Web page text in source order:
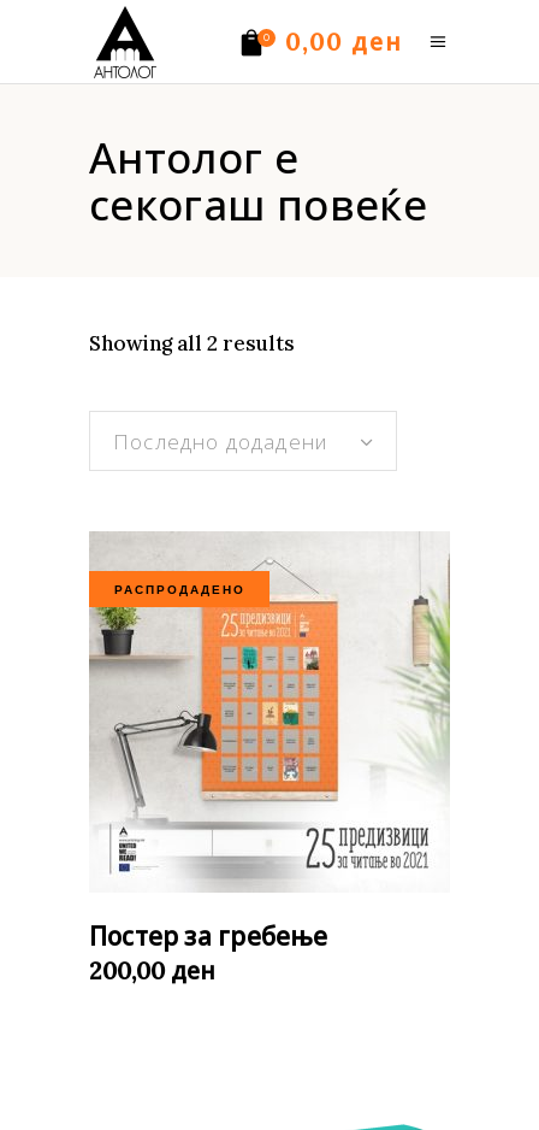
0 0,00 ден
Антолог е
секогаш повеќе
Showing all 2 results
Последно додадени
РАСПРОДАДЕНО
Постер за гребење
200,00 ден